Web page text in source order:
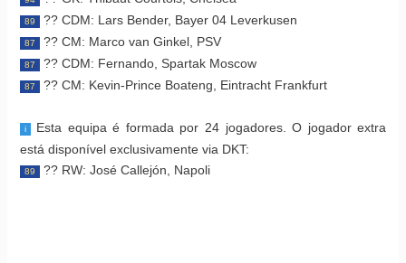
89 ?? CDM: Lars Bender, Bayer 04 Leverkusen
87 ?? CM: Marco van Ginkel, PSV
87 ?? CDM: Fernando, Spartak Moscow
87 ?? CM: Kevin-Prince Boateng, Eintracht Frankfurt
i Esta equipa é formada por 24 jogadores. O jogador extra
está disponível exclusivamente via DKT:
89 ?? RW: José Callejón, Napoli